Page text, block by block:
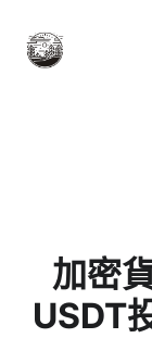
加密
USDT